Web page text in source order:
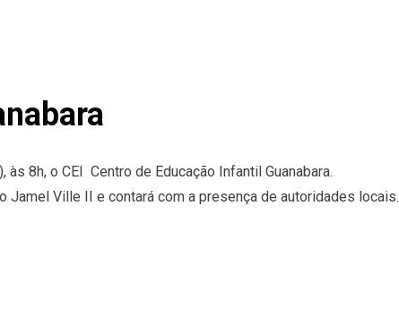
8h, o CEI  Centro de Educação Infantil Guanabara.
Jamel Ville II e contará com a presença de autoridades locais.